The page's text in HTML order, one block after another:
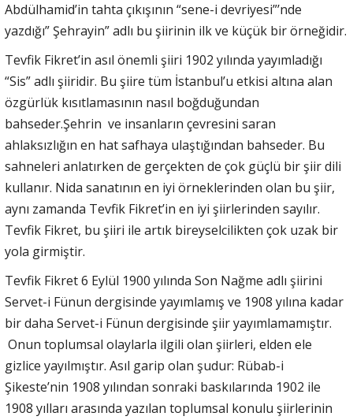
Abdülhamid’in tahta çıkışının “sene-i devriyesi”’nde
yazdığı” Şehrayin” adlı bu şiirinin ilk ve küçük bir örneğidir.
Tevfik Fikret’in asıl önemli şiiri 1902 yılında yayımladığı
“Sis” adlı şiiridir. Bu şiire tüm İstanbul’u etkisi altına alan
özgürlük kısıtlamasının nasıl boğduğundan
bahseder.Şehrin ve insanların çevresini saran
ahlaksızlığın en hat safhaya ulaştığından bahseder. Bu
sahneleri anlatırken de gerçekten de çok güçlü bir şiir dili
kullanır. Nida sanatının en iyi örneklerinden olan bu şiir,
aynı zamanda Tevfik Fikret’in en iyi şiirlerinden sayılır.
Tevfik Fikret, bu şiiri ile artık bireyselcilikten çok uzak bir
yola girmiştir.
Tevfik Fikret 6 Eylül 1900 yılında Son Nağme adlı şiirini
Servet-i Fünun dergisinde yayımlamış ve 1908 yılına kadar
bir daha Servet-i Fünun dergisinde şiir yayımlamamıştır.
Onun toplumsal olaylarla ilgili olan şiirleri, elden ele
gizlice yayılmıştır. Asıl garip olan şudur: Rübab-i
Şikeste’nin 1908 yılından sonraki baskılarında 1902 ile
1908 yılları arasında yazılan toplumsal konulu şiirlerinin